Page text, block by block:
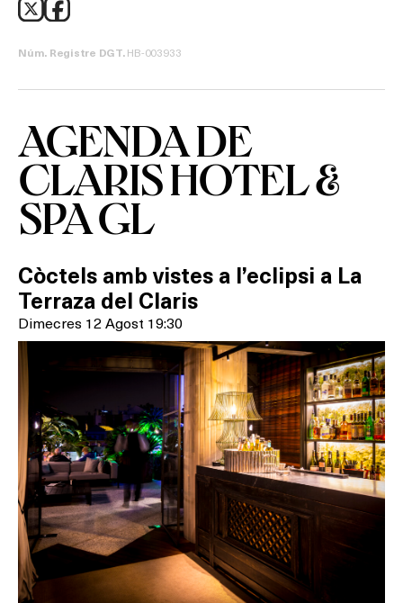
Què vols fer?
HOTELS
TERRASSES
BARS
Núm. Registre DGT. HB-003933
AGENDA DE
CLARIS HOTEL &
SPA GL
Còctels amb vistes a l’eclipsi a La
Terraza del Claris
Dimecres 12 Agost 19:30